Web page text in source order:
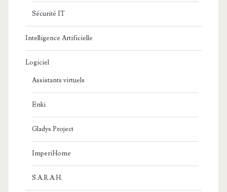
Sécurité IT
Intelligence Artificielle
Logiciel
Assistants virtuels
Enki
Gladys Project
ImperiHome
S.A.R.A.H.